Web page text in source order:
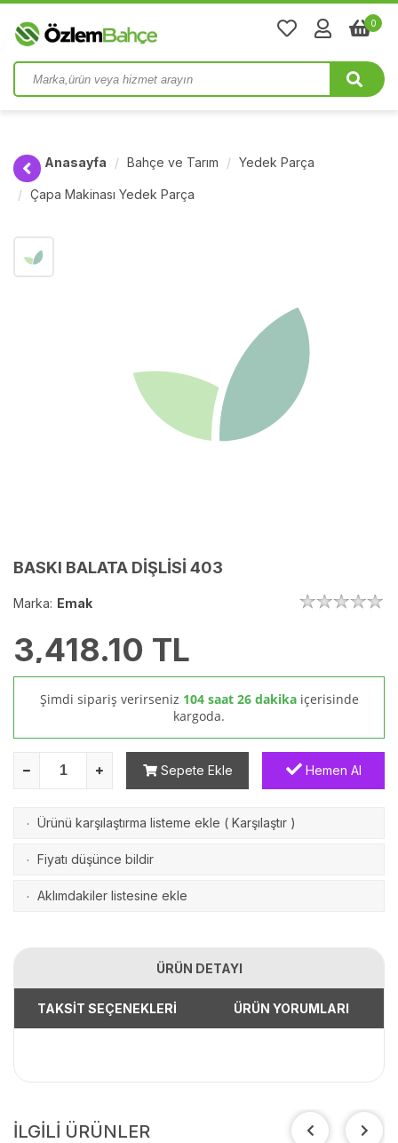
0
Anasayfa Bahçe ve Tarım Yedek Parça
Çapa Makinası Yedek Parça
BASKI BALATA DİŞLİSİ 403
Marka: Emak
3,418.10 TL
Şimdi sipariş verirseniz 104 saat 26 dakika içerisinde
kargoda.
Sepete Ekle Hemen Al
· Ürünü karşılaştırma listeme ekle ( Karşılaştır )
· Fiyatı düşünce bildir
· Aklımdakiler listesine ekle
ÜRÜN DETAYI
TAKSİT SEÇENEKLERİ ÜRÜN YORUMLARI
İLGİLİ ÜRÜNLER